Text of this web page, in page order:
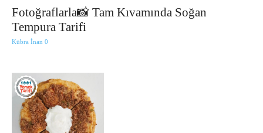
Fotoğraflarla📸 Tam Kıvamında Soğan
Tempura Tarifi
Kübra İnan 0